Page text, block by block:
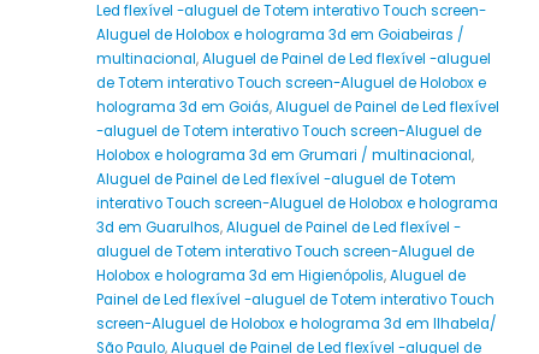
Led flexível -aluguel de Totem interativo Touch screen-
Aluguel de Holobox e holograma 3d em Goiabeiras /
multinacional,Aluguel de Painel de Led flexível -aluguel
de Totem interativo Touch screen-Aluguel de Holobox e
holograma 3d em Goiás,Aluguel de Painel de Led flexível
-aluguel de Totem interativo Touch screen-Aluguel de
Holobox e holograma 3d em Grumari / multinacional,
Aluguel de Painel de Led flexível -aluguel de Totem
interativo Touch screen-Aluguel de Holobox e holograma
3d em Guarulhos,Aluguel de Painel de Led flexível -
aluguel de Totem interativo Touch screen-Aluguel de
Holobox e holograma 3d em Higienópolis,Aluguel de
Painel de Led flexível -aluguel de Totem interativo Touch
screen-Aluguel de Holobox e holograma 3d em Ilhabela/
São Paulo,Aluguel de Painel de Led flexível -aluguel de